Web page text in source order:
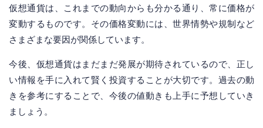
仮想通貨は、これまでの動向からも分かる通り、常に価格が
変動するものです。その価格変動には、世界情勢や規制など
さまざまな要因が関係しています。
今後、仮想通貨はまだまだ発展が期待されているので、正し
い情報を手に入れて賢く投資することが大切です。過去の動
きを参考にすることで、今後の値動きも上手に予想していき
ましょう。